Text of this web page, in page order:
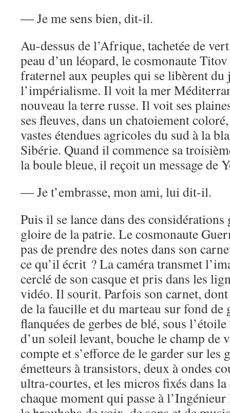
― Je me sens bien, dit-il.
Au-dessus de l’Afrique, tachetée de
peau d’un léopard, le cosmonaute
fraternel aux peuples qui se libèrent du
l’impérialisme. Il voit la mer
nouveau la terre russe. Il voit ses
ses fleuves, dans un chatoiement
vastes étendues agricoles du sud à la
Sibérie. Quand il commence sa
la boule bleue, il reçoit un message de
― Je t’embrasse, mon ami, lui dit-il.
Puis il se lance dans des
gloire de la patrie. Le cosmonaute
pas de prendre des notes dans son
ce qu’il écrit ? La caméra transmet
cerclé de son casque et pris dans les
vidéo. Il sourit. Parfois son carnet,
de la faucille et du marteau sur fond de
flanquées de gerbes de blé, sous
d’un soleil levant, bouche le champ de
compte et s’efforce de le garder sur les
émetteurs à transistors, deux à ondes
ultra-courtes, et les micros fixés dans
chaque moment qui passe à